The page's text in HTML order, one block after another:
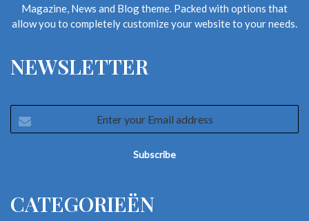
Magazine, News and Blog theme. Packed with options that
allow you to completely customize your website to your needs.
NEWSLETTER
your
CATEGORIEËN